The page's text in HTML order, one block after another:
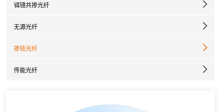
铒镱共掺光纤
无源光纤
掺铥光纤
传能光纤